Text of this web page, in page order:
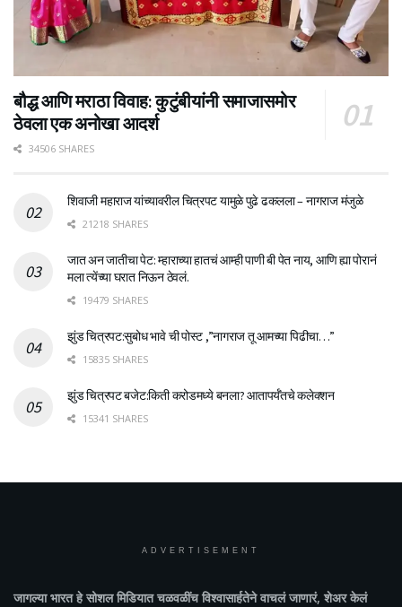
बौद्ध आणि मराठा विवाह: कुटुंबीयांनी समाजासमोर
ठेवला एक अनोखा आदर्श
34506 SHARES
शिवाजी महाराज यांच्यावरील चित्रपट यामुळे पुढे ढकलला – नागराज मंजुळे
21218 SHARES
जात अन जातीचा पेट: म्हाराच्या हातचं आम्ही पाणी बी पेत नाय, आणि ह्या पोरानं
मला त्येंच्या घरात निऊन ठेवलं.
19479 SHARES
झुंड चित्रपट:सुबोध भावे ची पोस्ट ,”नागराज तू आमच्या पिढीचा…”
15835 SHARES
झुंड चित्रपट बजेट:किती करोडमध्ये बनला? आतापर्यँतचे कलेक्शन
15341 SHARES
ADVERTISEMENT
जागल्या भारतहे सोशल मिडियात चळवळींच विश्वासार्हतेने वाचलं जाणारं, शेअर केलं